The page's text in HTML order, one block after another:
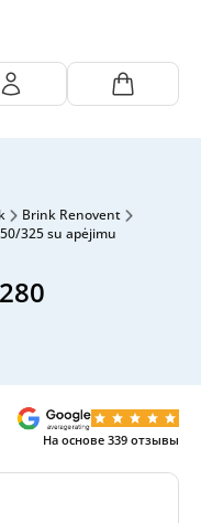
Brink Renovent
325 su apėjimu
На основе 339 отзывы